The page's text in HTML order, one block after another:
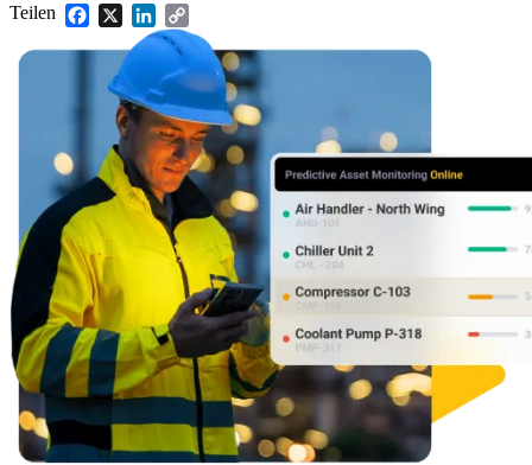
Teilen Facebook
X LinkedIn
Link